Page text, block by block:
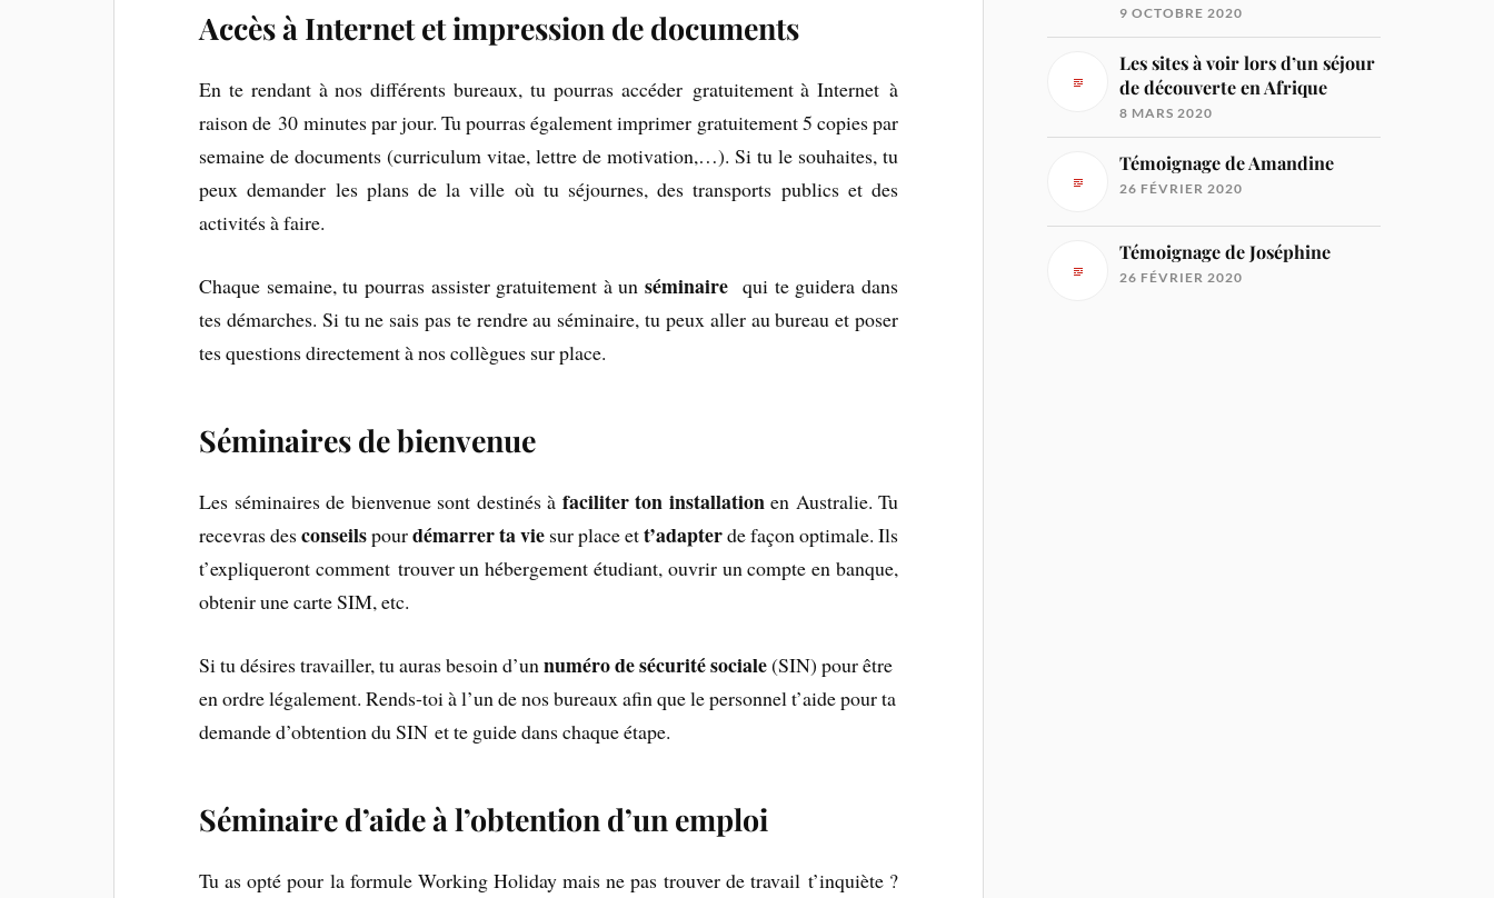
Accès à Internet et impression de documents
En te rendant à nos différents bureaux, tu pourras accéder gratuitement à Internet à
raison de 30 minutes par jour. Tu pourras également imprimer gratuitement 5 copies par
semaine de documents (curriculum vitae, lettre de motivation,…). Si tu le souhaites, tu
peux demander les plans de la ville où tu séjournes, des transports publics et des
activités à faire.
Chaque semaine, tu pourras assister gratuitement à unséminaire qui te guidera dans
tes démarches. Si tu ne sais pas te rendre au séminaire, tu peux aller au bureau et poser
tes questions directement à nos collègues sur place.
Séminaires de bienvenue
Les séminaires de bienvenue sont destinés à faciliter ton installation en Australie. Tu
recevras desconseilspourdémarrer ta vie sur place ett’adapterde façon optimale. Ils
t’expliqueront comment trouver un hébergement étudiant, ouvrir un compte en banque,
obtenir une carte SIM, etc.
Si tu désires travailler, tu auras besoin d’unnuméro de sécurité sociale(SIN) pour être
en ordre légalement. Rends-toi à l’un de nos bureaux afin que le personnel t’aide pour ta
demande d’obtention du SIN et te guide dans chaque étape.
Séminaire d’aide à l’obtention d’un emploi
Tu as opté pour la formule Working Holiday mais ne pas trouver de travail t’inquiète ?
9 OCTOBRE 2020
Les sites à voir lors d’un séjour
de découverte en Afrique
8 MARS 2020
Témoignage de Amandine
26 FÉVRIER 2020
Témoignage de Joséphine
26 FÉVRIER 2020